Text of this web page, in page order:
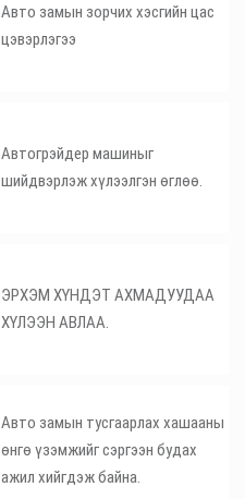
Авто замын зорчих хэсгийн цас
цэвэрлэгээ
Автогрэйдер машиныг
шийдвэрлэж хүлээлгэн өглөө.
ЭРХЭМ ХҮНДЭТ АХМАДУУДАА
ХҮЛЭЭН АВЛАА.
Авто замын тусгаарлах хашааны
өнгө үзэмжийг сэргээн будах
ажил хийгдэж байна.